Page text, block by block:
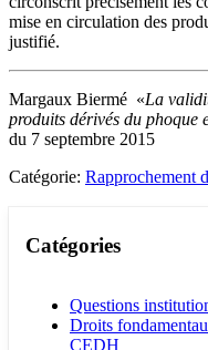
mise en circulation des
justifié.
Margaux Biermé «La
produits dérivés du phoque
du 7 septembre 2015
Catégorie: Rapprochement
Catégories
Questions
Droits
CEDH